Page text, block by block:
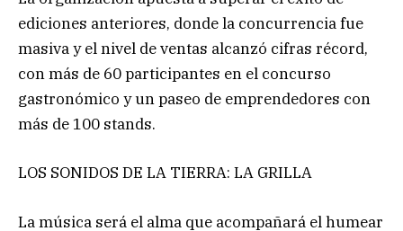
ediciones anteriores, donde la concurrencia fue
masiva y el nivel de ventas alcanzó cifras récord,
con más de 60 participantes en el concurso
gastronómico y un paseo de emprendedores con
más de 100 stands.
LOS SONIDOS DE LA TIERRA: LA GRILLA
La música será el alma que acompañará el humear